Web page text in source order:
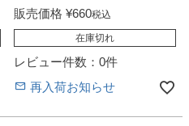
販売価格 ¥660税込
在庫切れ
レビュー件数：0件
再入荷お知らせ